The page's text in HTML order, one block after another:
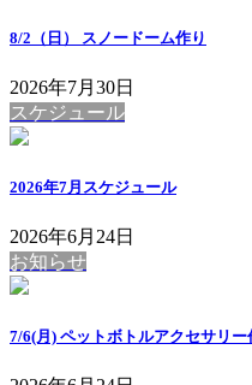
8/2（日） スノードーム作り
2026年7月30日
スケジュール
2026年7月スケジュール
2026年6月24日
お知らせ
7/6(月) ペットボトルアクセサリー